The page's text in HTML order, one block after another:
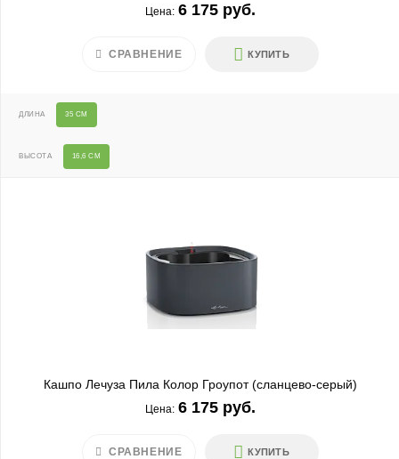
Цена: 6 175 руб.
КУПИТЬ
СРАВНЕНИЕ
ДЛИНА 35 СМ
ВЫСОТА 16,6 СМ
Кашпо Лечуза Пила Колор Гроупот (сланцево-серый)
Цена: 6 175 руб.
КУПИТЬ
СРАВНЕНИЕ